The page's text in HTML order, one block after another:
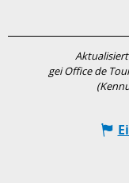
Aktualisiert
gei Office de